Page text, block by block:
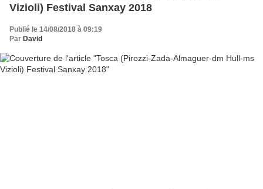
Vizioli) Festival Sanxay 2018
Publié le 14/08/2018 à 09:19
Par David